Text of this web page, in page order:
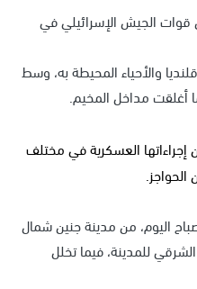
الجيش الإسرائيلي في
والأحياء المحيطة به، وسط
أغلقت مداخل المخيم.
العسكرية في مختلف
اليوم، من مدينة جنين شمال
للمدينة، فيما تخلل